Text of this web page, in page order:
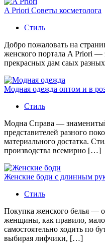
A Priori Советы косметолога
Стиль
Добро пожаловать на
женского портала A Priori —
прекрасных дам саых
Модная одежда оптом и в
Стиль
Модна Справа —
представителей разного
материального достатка.
производства всемирно […]
Женские боди с длинным
Стиль
Покупка женского белья —
женщины, как правило,
самостоятельно ходить по
выбирая лифчики, […]